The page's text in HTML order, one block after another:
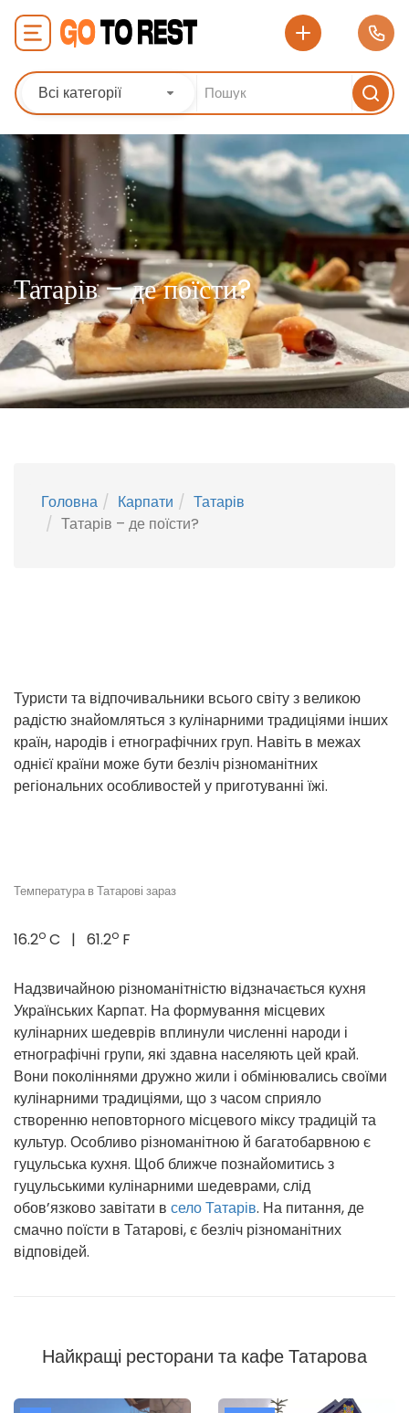
Всі категорії
Татарів – де поїсти?
Головна Карпати
Татарів
Татарів – де поїсти?
Туристи та відпочивальники всього світу з великою
радістю знайомляться з кулінарними традиціями інших
країн, народів і етнографічних груп. Навіть в межах
однієї країни може бути безліч різноманітних
регіональних особливостей у приготуванні їжі.
Температура в Татарові зараз
16.2o C | 61.2o F
Надзвичайною різноманітністю відзначається кухня
Українських Карпат. На формування місцевих
кулінарних шедеврів вплинули численні народи і
етнографічні групи, які здавна населяють цей край.
Вони поколіннями дружно жили і обмінювались своїми
кулінарними традиціями, що з часом сприяло
створенню неповторного місцевого міксу традицій та
культур. Особливо різноманітною й багатобарвною є
гуцульська кухня. Щоб ближче познайомитись з
гуцульськими кулінарними шедеврами, слід
обов’язково завітати в село Татарів. На питання, де
смачно поїсти в Татарові, є безліч різноманітних
відповідей.
Найкращі ресторани та кафе Татарова